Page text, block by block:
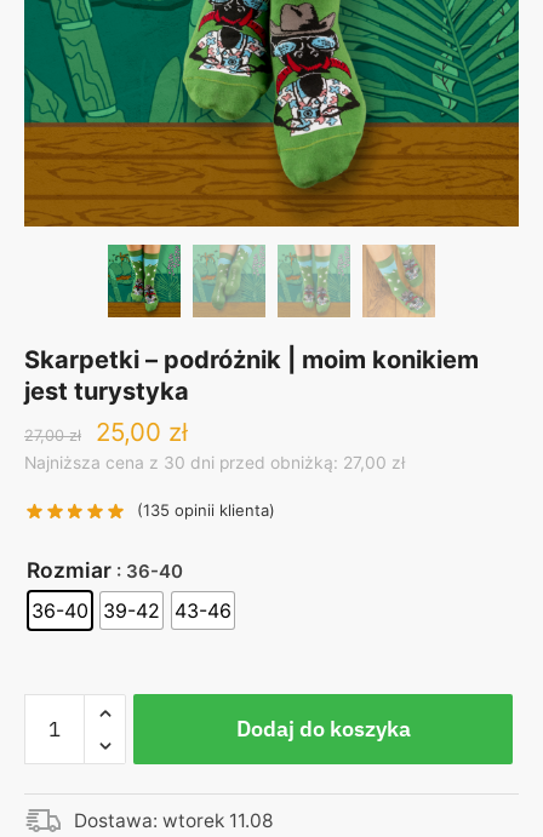
Skarpetki – podróżnik | moim konikiem
jest turystyka
27,00zł
Original
price
27,00 zł.
25,00 złCurrent
price
25,00 zł.
Najniższa cena z 30 dni przed obniżką: 27,00 zł
(135 opinii klienta)
Rozmiar : 36-40
36-40 39-42 43-46
Skarpetki
-
podróżnik
|
Dodaj do koszyka
Dostawa: wtorek 11.08